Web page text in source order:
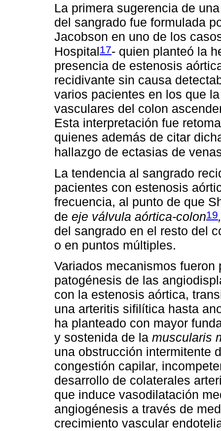
La primera sugerencia de
del sangrado fue formulada
Jacobson en uno de los
Hospital17- quien planteó la
presencia de estenosis
recidivante sin causa
varios pacientes en los que
vasculares del colon
Esta interpretación fue
quienes además de citar
hallazgo de ectasias de
La tendencia al sangrado
pacientes con estenosis
frecuencia, al punto de que
de eje válvula aórtica-colon19,
del sangrado en el resto del
o en puntos múltiples.
Variados mecanismos
patogénesis de las
con la estenosis aórtica,
una arteritis sifilítica hasta
ha planteado con mayor
y sostenida de la muscularis
una obstrucción intermitente
congestión capilar,
desarrollo de colaterales
que induce vasodilatación
angiogénesis a través de
crecimiento vascular